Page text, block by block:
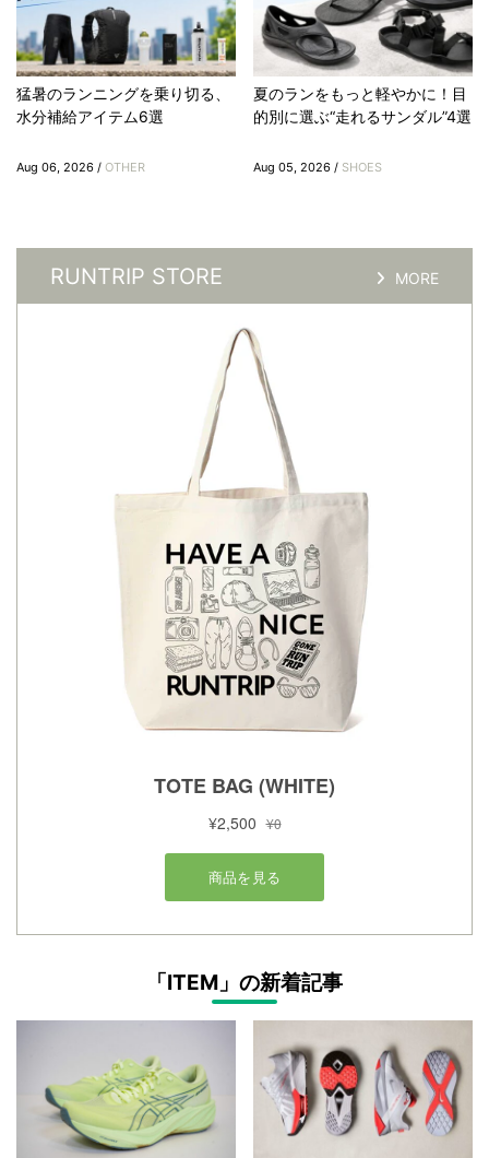
猛暑のランニングを乗り切る、
水分補給アイテム6選
Aug 06, 2026 / OTHER
夏のランをもっと軽やかに！目
的別に選ぶ“走れるサンダル”4選
Aug 05, 2026 / SHOES
RUNTRIP STORE MORE
「ITEM」の新着記事